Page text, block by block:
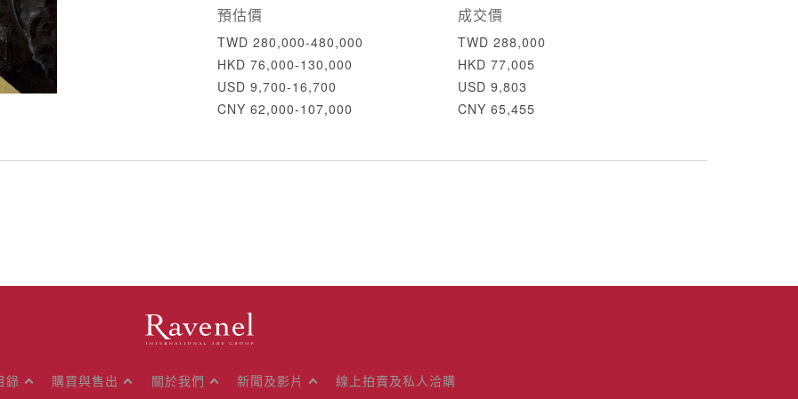
預估價
TWD 280,000-480,000
HKD 76,000-130,000
USD 9,700-16,700
CNY 62,000-107,000
成交價
TWD 288,000
HKD 77,005
USD 9,803
CNY 65,455
錄 購買與售出 關於我們 新聞及影片 線上拍賣及私人洽購